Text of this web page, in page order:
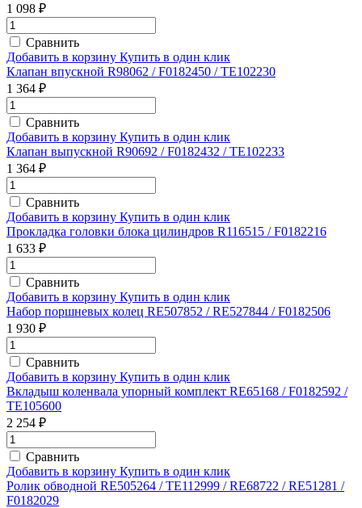
1 098 ₽
Сравнить
Добавить в корзину Купить в один клик
Клапан впускной R98062 / F0182450 / TE102230
1 364 ₽
Сравнить
Добавить в корзину Купить в один клик
Клапан выпускной R90692 / F0182432 / TE102233
1 364 ₽
Сравнить
Добавить в корзину Купить в один клик
Прокладка головки блока цилиндров R116515 / F0182216
1 633 ₽
Сравнить
Добавить в корзину Купить в один клик
Набор поршневых колец RE507852 / RE527844 / F0182506
1 930 ₽
Сравнить
Добавить в корзину Купить в один клик
Вкладыш коленвала упорный комплект RE65168 / F0182592 /
TE105600
2 254 ₽
Сравнить
Добавить в корзину Купить в один клик
Ролик обводной RE505264 / TE112999 / RE68722 / RE51281 /
F0182029